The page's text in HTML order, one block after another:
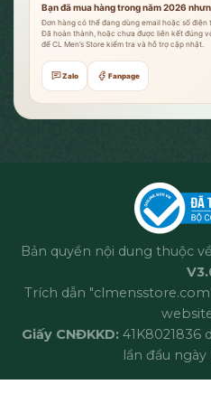
Bạn đã mua hàng trong năm 2026
Đơn hàng có thể đang dùng email hoặc số
Đã hoàn thành, hoặc chưa được liên kết đúng
để CL Men’s Store kiểm tra và hỗ trợ cập nhật.
Zalo Fanpage
Bản quyền nội dung thuộc
Trích dẫn
Giấy CNĐKKD: 41K8021836
lần đầu ngày